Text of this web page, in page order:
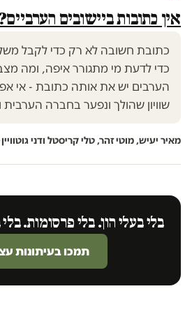
אין כתובות ביישובים
כתובת חשובה לא רק כדי לקבל
כדי לדעת מי מתגורר איפה, ומה
הערבים יש את אותה כתובת - אי
שוויון שהולך ונפער בחברה
מאיר יעיש, מוטי זהר, טלי קריסטל ודני גוטוויין·
בלי בעלי הון. בלי פרסומות.
תמכו בעיתונות